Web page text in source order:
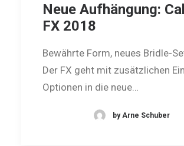
Neue Aufhängung:
FX 2018
Bewährte Form, neues Bridle-
Der FX geht mit zusätzlichen
Optionen in die neue…
by Arne Schuber